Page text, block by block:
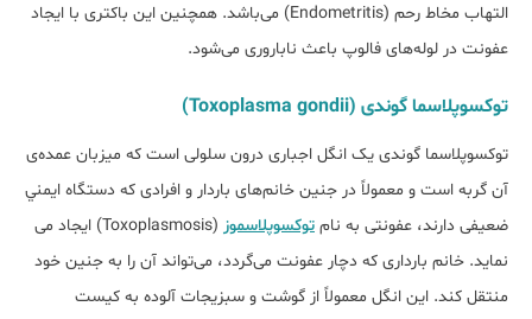
التهاب مخاط رحم (Endometritis) می­‌باشد. همچنين اين باکتری با ايجاد
عفونت در لوله‌‌‌های فالوپ باعث ناباروری می‌شود.
توکسوپلاسما گوندی (Toxoplasma gondii)
توکسوپلاسما گوندی یک انگل اجباری درون سلولی است که میزبان عمده‌ی
آن گربه است و معمولاً در جنين خانم‌های باردار و افرادی که دستگاه ايمني
ضعیفی دارند، عفونتی به نام توکسوپلاسموز
(Toxoplasmosis) ايجاد می­‌
نمايد. خانم بارداری که دچار عفونت می‌گردد، می‌تواند آن را به جنین خود
منتقل کند. اين انگل معمولاً از گوشت و سبزيجات آلوده به کيست